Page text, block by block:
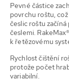
Pevné částice
povrchu roštu,
česlic roštu
česlemi.
k řetězovému
Rychlost čištění
protože počet
variabilní.